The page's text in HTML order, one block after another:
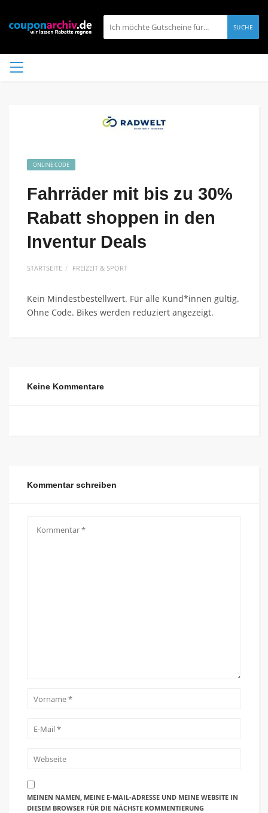
SUCHE
ONLINE CODE
Fahrräder mit bis zu 30%
Rabatt shoppen in den
Inventur Deals
STARTSEITE FREIZEIT & SPORT
Kein Mindestbestellwert. Für alle Kund*innen gültig.
Ohne Code. Bikes werden reduziert angezeigt.
Keine Kommentare
Kommentar schreiben
MEINEN NAMEN, MEINE E-MAIL-ADRESSE UND MEINE WEBSITE IN
DIESEM BROWSER FÜR DIE NÄCHSTE KOMMENTIERUNG